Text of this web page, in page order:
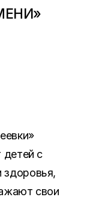
детей с
свои